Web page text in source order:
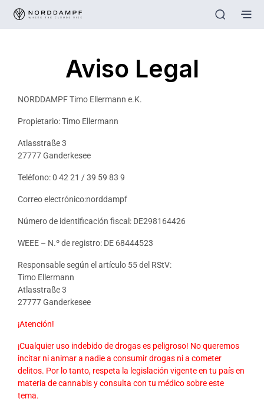
Aviso Legal
NORDDAMPF Timo Ellermann e.K.
Propietario: Timo Ellermann
Atlasstraße 3
27777 Ganderkesee
Teléfono: 0 42 21 / 39 59 83 9
Correo electrónico:norddampf
Número de identificación fiscal: DE298164426
WEEE – N.º de registro: DE 68444523
Responsable según el artículo 55 del RStV:
Timo Ellermann
Atlasstraße 3
27777 Ganderkesee
¡Atención!
¡Cualquier uso indebido de drogas es peligroso! No queremos
incitar ni animar a nadie a consumir drogas ni a cometer
delitos. Por lo tanto, respeta la legislación vigente en tu país en
materia de cannabis y consulta con tu médico sobre este
tema.